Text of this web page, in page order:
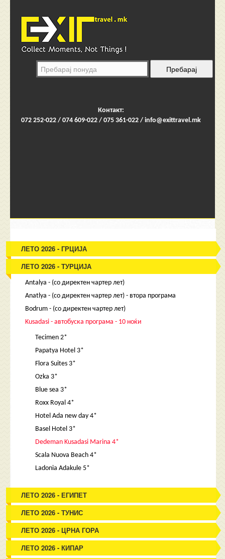
Контакт:
072 252-022 / 074 609-022 / 075 361-022 / info@exittravel.mk
ЛЕТО 2026 - ГРЦИЈА
ЛЕТО 2026 - ТУРЦИЈА
Antalya - (со директен чартер лет)
Anatlya - (со директен чартер лет) - втора програма
Bodrum - (со директен чартер лет)
Kusadasi - автобуска програма - 10 ноќи
Tecimen 2*
Papatya Hotel 3*
Flora Suites 3*
Ozka 3*
Blue sea 3*
Roxx Royal 4*
Hotel Ada new day 4*
Basel Hotel 3*
Dedeman Kusadasi Marina 4*
Scala Nuova Beach 4*
Ladonia Adakule 5*
ЛЕТО 2026 - ЕГИПЕТ
ЛЕТО 2026 - ТУНИС
ЛЕТО 2026 - ЦРНА ГОРА
ЛЕТО 2026 - КИПАР